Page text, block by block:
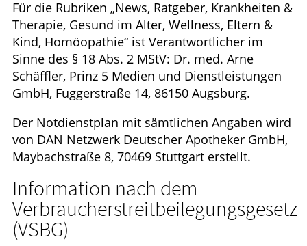
Für die Rubriken „News, Ratgeber, Krankheiten &
Therapie, Gesund im Alter, Wellness, Eltern &
Kind, Homöopathie“ ist Verantwortlicher im
Sinne des § 18 Abs. 2 MStV: Dr. med. Arne
Schäffler, Prinz 5 Medien und Dienstleistungen
GmbH, Fuggerstraße 14, 86150 Augsburg.
Der Notdienstplan mit sämtlichen Angaben wird
von DAN Netzwerk Deutscher Apotheker GmbH,
Maybachstraße 8, 70469 Stuttgart erstellt.
Information nach dem
Verbraucherstreitbeilegungsgesetz
(VSBG)